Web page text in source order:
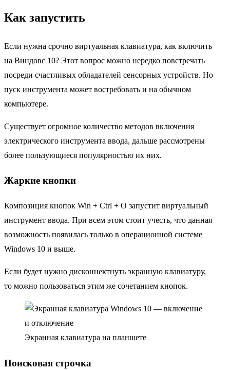
Как запустить
Если нужна срочно виртуальная клавиатура, как включить
на Виндовс 10? Этот вопрос можно нередко повстречать
посреди счастливых обладателей сенсорных устройств. Но
пуск инструмента может востребовать и на обычном
компьютере.
Существует огромное количество методов включения
электрического инструмента ввода, дальше рассмотрены
более пользующиеся популярностью их них.
Жаркие кнопки
Композиция кнопок Win + Ctrl + O запустит виртуальный
инструмент ввода. При всем этом стоит учесть, что данная
возможность появилась только в операционной системе
Windows 10 и выше.
Если будет нужно дисконнектнуть экранную клавиатуру,
то можно пользоваться этим же сочетанием кнопок.
Экранная клавиатура на планшете
Поисковая строчка